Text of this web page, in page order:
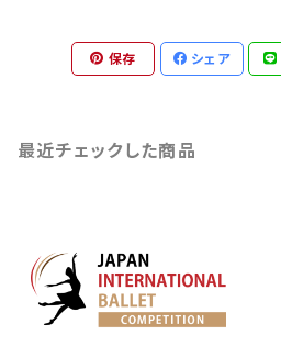
保存 シェア
最近チェックした商品